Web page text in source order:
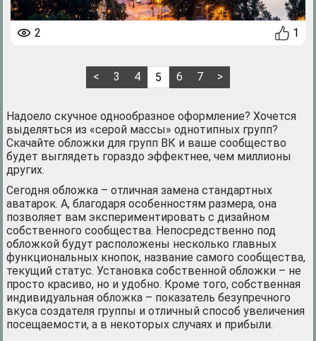
2 1
< 3 4 5 6 7 >
Надоело скучное однообразное оформление? Хочется
выделяться из «серой массы» однотипных групп?
Скачайте обложки для групп ВК и ваше сообщество
будет выглядеть гораздо эффектнее, чем миллионы
других.
Сегодня обложка – отличная замена стандартных
аватарок. А, благодаря особенностям размера, она
позволяет вам экспериментировать с дизайном
собственного сообщества. Непосредственно под
обложкой будут расположены несколько главных
функциональных кнопок, название самого сообщества,
текущий статус. Установка собственной обложки – не
просто красиво, но и удобно. Кроме того, собственная
индивидуальная обложка – показатель безупречного
вкуса создателя группы и отличный способ увеличения
посещаемости, а в некоторых случаях и прибыли.